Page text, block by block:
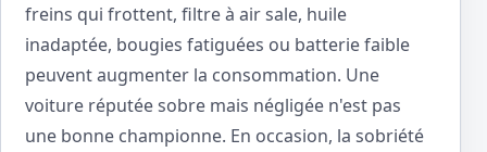
freins qui frottent, filtre à air sale, huile
inadaptée, bougies fatiguées ou batterie faible
peuvent augmenter la consommation. Une
voiture réputée sobre mais négligée n'est pas
une bonne championne. En occasion, la sobriété